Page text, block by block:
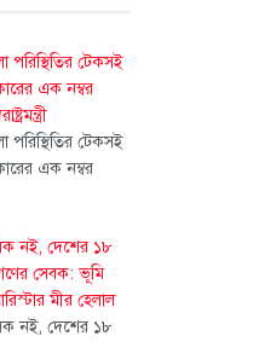
টেকসই
এক নম্বর
টেকসই
এক নম্বর
নই, দেশের ১৮
সেবক: ভূমি
মীর হেলাল
নই, দেশের ১৮